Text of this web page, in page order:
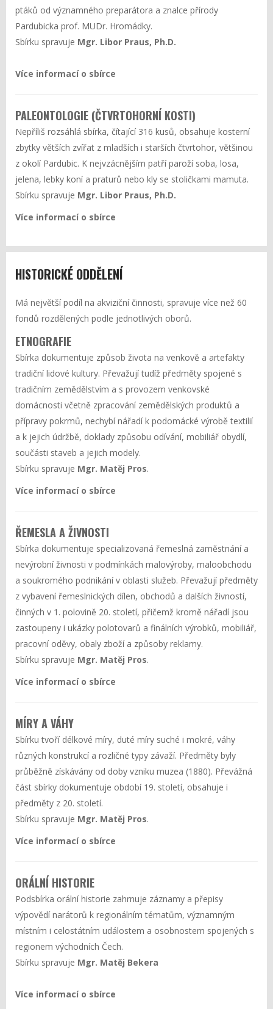
ptáků od významného preparátora a znalce přírody
Pardubicka prof. MUDr. Hromádky.
Sbírku spravuje Mgr. Libor Praus, Ph.D.
Více informací o sbírce
PALEONTOLOGIE (ČTVRTOHORNÍ KOSTI)
Nepříliš rozsáhlá sbírka, čítající 316 kusů, obsahuje kosterní
zbytky větších zvířat z mladších i starších čtvrtohor, většinou
z okolí Pardubic. K nejvzácnějším patří paroží soba, losa,
jelena, lebky koní a praturů nebo kly se stoličkami mamuta.
Sbírku spravuje Mgr. Libor Praus, Ph.D.
Více informací o sbírce
HISTORICKÉ ODDĚLENÍ
Má největší podíl na akviziční činnosti, spravuje více než 60
fondů rozdělených podle jednotlivých oborů.
ETNOGRAFIE
Sbírka dokumentuje způsob života na venkově a artefakty
tradiční lidové kultury. Převažují tudíž předměty spojené s
tradičním zemědělstvím a s provozem venkovské
domácnosti včetně zpracování zemědělských produktů a
přípravy pokrmů, nechybí nářadí k podomácké výrobě textilií
a k jejich údržbě, doklady způsobu odívání, mobiliář obydlí,
součásti staveb a jejich modely.
Sbírku spravuje Mgr. Matěj Pros.
Více informací o sbírce
ŘEMESLA A ŽIVNOSTI
Sbírka dokumentuje specializovaná řemeslná zaměstnání a
nevýrobní živnosti v podmínkách malovýroby, maloobchodu
a soukromého podnikání v oblasti služeb. Převažují předměty
z vybavení řemeslnických dílen, obchodů a dalších živností,
činných v 1. polovině 20. století, přičemž kromě nářadí jsou
zastoupeny i ukázky polotovarů a finálních výrobků, mobiliář,
pracovní oděvy, obaly zboží a způsoby reklamy.
Sbírku spravuje Mgr. Matěj Pros.
Více informací o sbírce
MÍRY A VÁHY
Sbírku tvoří délkové míry, duté míry suché i mokré, váhy
různých konstrukcí a rozličné typy závaží. Předměty byly
průběžně získávány od doby vzniku muzea (1880). Převážná
část sbírky dokumentuje období 19. století, obsahuje i
předměty z 20. století.
Sbírku spravuje Mgr. Matěj Pros.
Více informací o sbírce
ORÁLNÍ HISTORIE
Podsbírka orální historie zahrnuje záznamy a přepisy
výpovědí narátorů k regionálním tématům, významným
místním i celostátním událostem a osobnostem spojených s
regionem východních Čech.
Sbírku spravuje Mgr. Matěj Bekera
Více informací o sbírce